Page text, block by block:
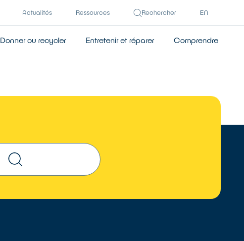
Actualités Ressources Rechercher EN
Donner ou recycler Entretenir et réparer Comprendre